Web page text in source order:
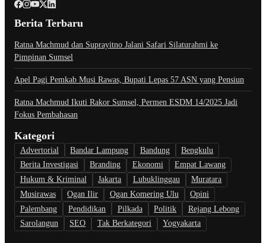
Berita Terbaru
Ratna Machmud dan Suprayitno Jalani Safari Silaturahmi ke
Pimpinan Sumsel
Apel Pagi Pemkab Musi Rawas, Bupati Lepas 57 ASN yang Pensiun
Ratna Machmud Ikuti Rakor Sumsel, Permen ESDM 14/2025 Jadi
Fokus Pembahasan
Kategori
Advertorial Bandar Lampung Bandung
Bengkulu
Berita Investigasi
Branding Ekonomi
Empat Lawang
Hukum & Kriminal
Jakarta Lubuklinggau
Muratara
Musirawas
Ogan Ilir Ogan Komering Ulu
Opini
Palembang
Pendidikan Pilkada Politik
Rejang Lebong
Sarolangun
SEO Tak Berkategori Yogyakarta